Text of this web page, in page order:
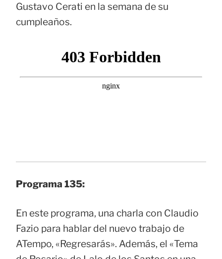
Gustavo Cerati en la semana de su
cumpleaños.
Programa 135:
En este programa, una charla con Claudio
Fazio para hablar del nuevo trabajo de
ATempo, «Regresarás». Además, el «Tema